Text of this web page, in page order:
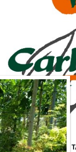
Disponibili ►
DISSECTUM